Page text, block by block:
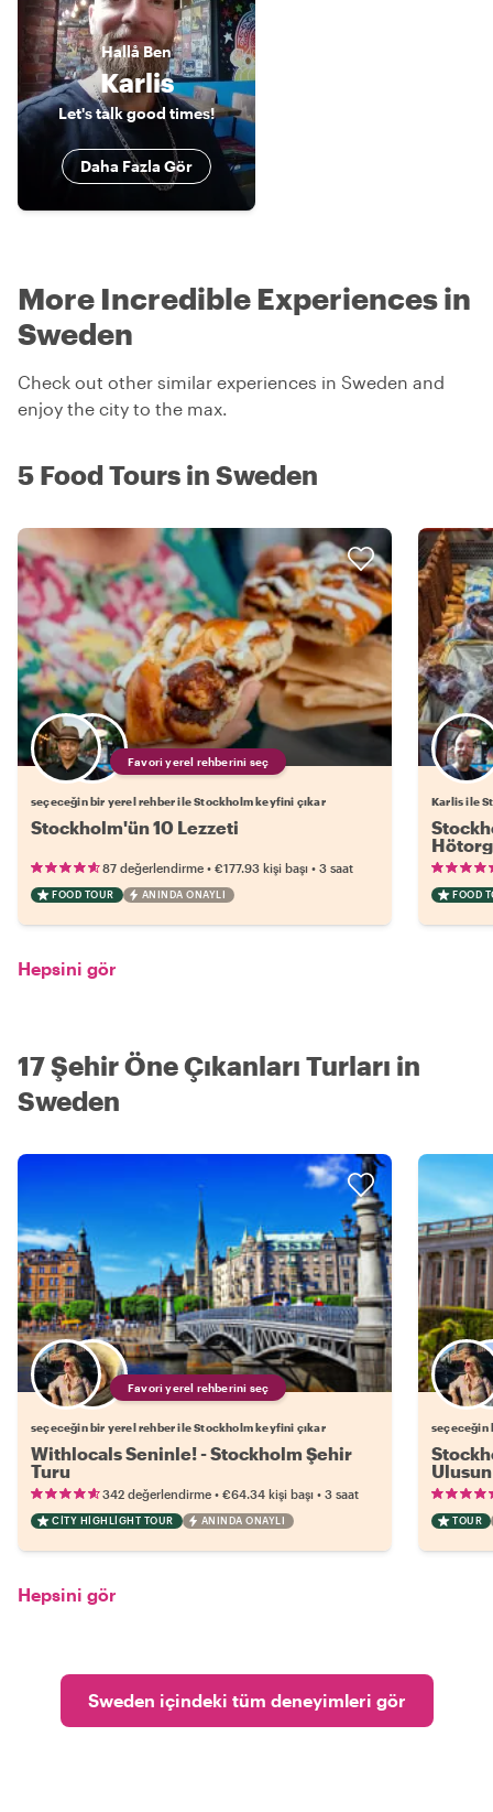
HallåBen
Karlis
Let's talk good times!
Daha Fazla Gör
More Incredible Experiences in
Sweden
Check out other similar experiences in Sweden and
enjoy the city to the max.
5 Food Tours in Sweden
Favori yerel rehberini seç
seçeceğin bir yerel rehber ile Stockholm keyfini çıkar
Stockholm'ün 10 Lezzeti
87 değerlendirme • €177.93 kişi başı • 3 saat
FOOD TOUR ANINDA ONAYLI
Karlis ile
FOOD
Hepsini gör
17 Şehir Öne Çıkanları Turları in
Sweden
Favori yerel rehberini seç
seçeceğin bir yerel rehber ile Stockholm keyfini çıkar
Withlocals Seninle! - Stockholm Şehir
Turu
342 değerlendirme • €64.34 kişi başı • 3 saat
CITY HIGHLIGHT TOUR ANINDA ONAYLI
seçeceğin
TOUR
Hepsini gör
Sweden içindeki tüm deneyimleri gör